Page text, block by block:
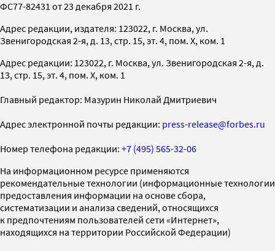
ФС77-82431 от 23 декабря 2021 г.
Адрес редакции, издателя: 123022, г. Москва, ул.
Звенигородская 2-я, д. 13, стр. 15, эт. 4, пом. X, ком. 1
Адрес редакции: 123022, г. Москва, ул. Звенигородская 2-я, д.
13, стр. 15, эт. 4, пом. X, ком. 1
Главный редактор: Мазурин Николай Дмитриевич
Адрес электронной почты редакции: press-release@forbes.ru
Номер телефона редакции: +7 (495) 565-32-06
На информационном ресурсе применяются
рекомендательные технологии (информационные технологии
предоставления информации на основе сбора,
систематизации и анализа сведений, относящихся
к предпочтениям пользователей сети «Интернет»,
находящихся на территории Российской Федерации)